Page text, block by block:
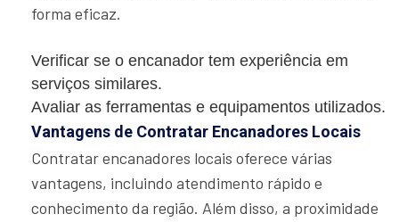
forma eficaz.
Verificar se o encanador tem experiência em
serviços similares.
Avaliar as ferramentas e equipamentos utilizados.
Vantagens de Contratar Encanadores Locais
Contratar encanadores locais oferece várias
vantagens, incluindo atendimento rápido e
conhecimento da região. Além disso, a proximidade